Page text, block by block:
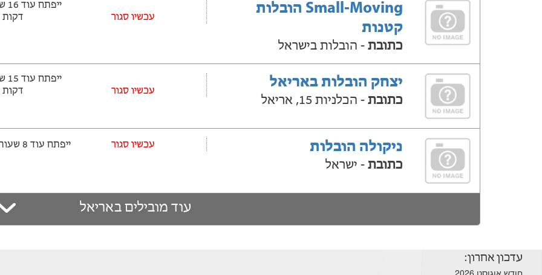
Small-Moving הובלות
קטנות
כתובת - הובלות בישראל
עכשיו סגור דקות
יצחק הובלות באריאל
כתובת - הכלניות 15, אריאל
עכשיו סגור דקות
ניקולה הובלות
כתובת - ישראל
עכשיו סגור ייפתח עוד 8 שעות ‫ו-54 דקות
עוד מובילים באריאל
עדכון אחרון: